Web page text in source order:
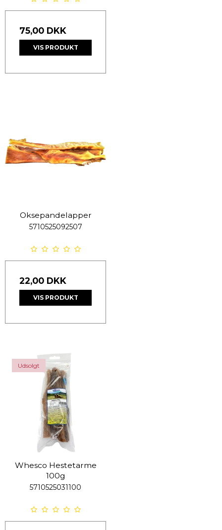
75,00 DKK
VIS PRODUKT
Oksepandelapper
5710525092507
22,00 DKK
VIS PRODUKT
Udsolgt
Whesco Hestetarme
100g
5710525031100